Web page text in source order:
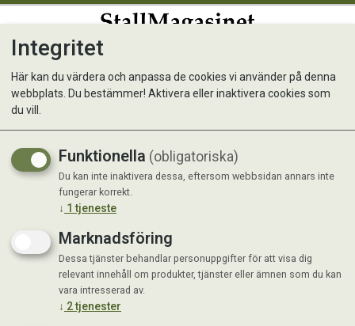
Foder/Vattenkopp 4 dl
Integritet
Här kan du värdera och anpassa de cookies vi använder på denna
webbplats. Du bestämmer! Aktivera eller inaktivera cookies som
du vill.
Funktionella (obligatoriska)
Du kan inte inaktivera dessa, eftersom webbsidan annars inte
fungerar korrekt.
↓ 1 tjeneste
Marknadsföring
Dessa tjänster behandlar personuppgifter för att visa dig
relevant innehåll om produkter, tjänster eller ämnen som du kan
vara intresserad av.
↓ 2tjenester